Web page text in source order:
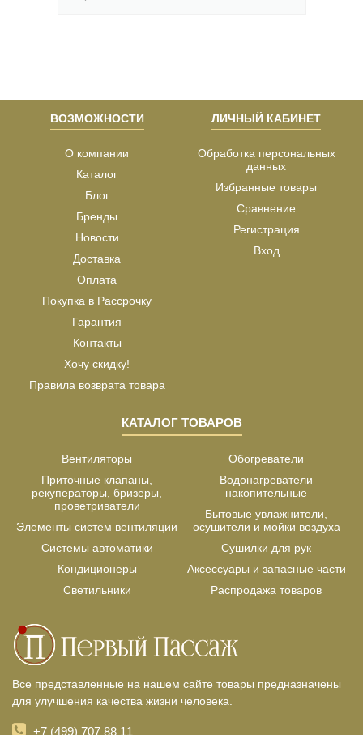
ВОЗМОЖНОСТИ
О компании
Каталог
Блог
Бренды
Новости
Доставка
Оплата
Покупка в Рассрочку
Гарантия
Контакты
Хочу скидку!
Правила возврата товара
ЛИЧНЫЙ КАБИНЕТ
Обработка персональных
данных
Избранные товары
Сравнение
Регистрация
Вход
КАТАЛОГ ТОВАРОВ
Вентиляторы
Приточные клапаны,
рекуператоры, бризеры,
проветриватели
Элементы систем вентиляции
Системы автоматики
Кондиционеры
Светильники
Обогреватели
Водонагреватели
накопительные
Бытовые увлажнители,
осушители и мойки воздуха
Сушилки для рук
Аксессуары и запасные части
Распродажа товаров
Все представленные на нашем сайте товары предназначены
для улучшения качества жизни человека.
+7 (499) 707 88 11